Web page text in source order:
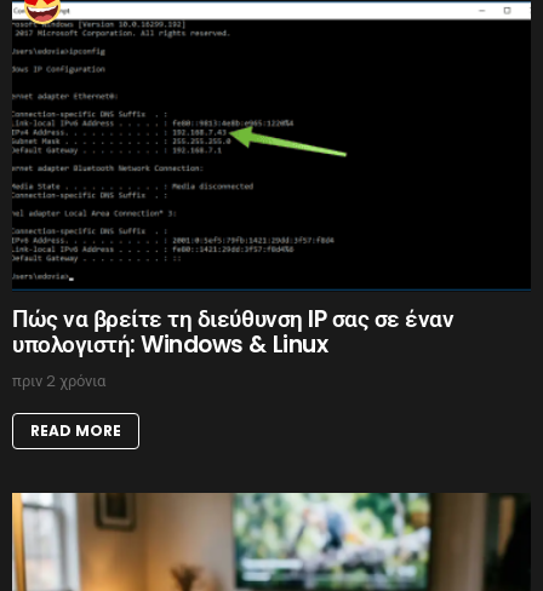
Πώς να βρείτε τη διεύθυνση IP σας σε έναν
υπολογιστή: Windows & Linux
πριν 2 χρόνια
READ MORE